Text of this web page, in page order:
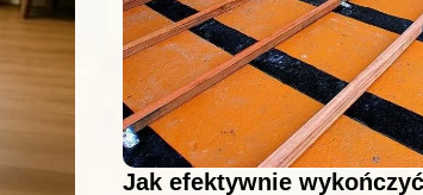
Jak efektywnie